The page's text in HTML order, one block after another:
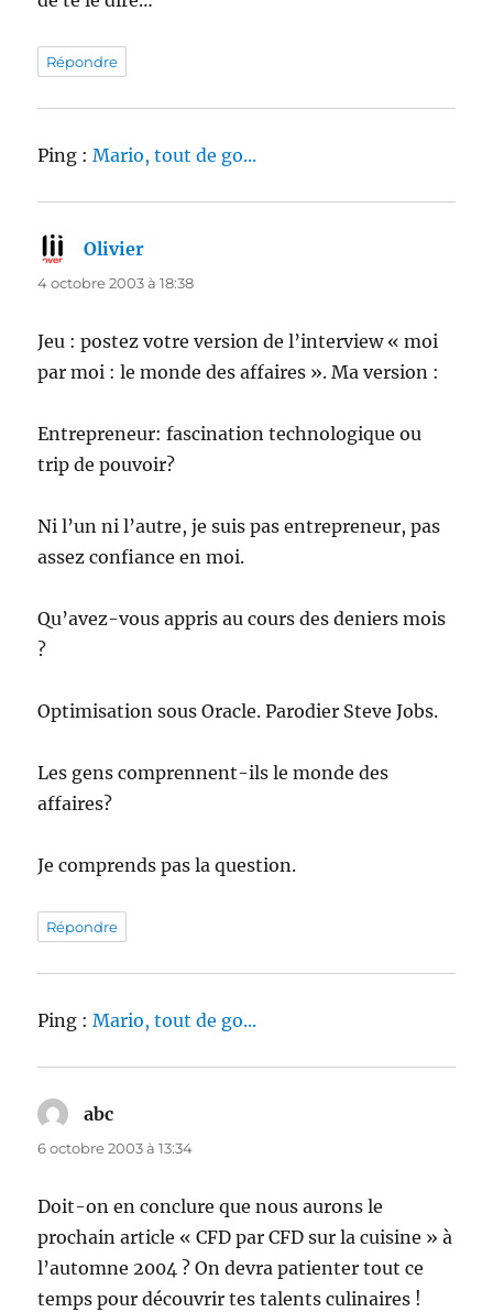
Répondre
Ping :Mario, tout de go...
Olivier
4 octobre 2003 à 18:38
Jeu : postez votre version de l’interview « moi
par moi : le monde des affaires ». Ma version :
Entrepreneur: fascination technologique ou
trip de pouvoir?
Ni l’un ni l’autre, je suis pas entrepreneur, pas
assez confiance en moi.
Qu’avez-vous appris au cours des deniers mois
?
Optimisation sous Oracle. Parodier Steve Jobs.
Les gens comprennent-ils le monde des
affaires?
Je comprends pas la question.
Répondre
Ping :Mario, tout de go...
abc
6 octobre 2003 à 13:34
Doit-on en conclure que nous aurons le
prochain article « CFD par CFD sur la cuisine » à
l’automne 2004 ? On devra patienter tout ce
temps pour découvrir tes talents culinaires !